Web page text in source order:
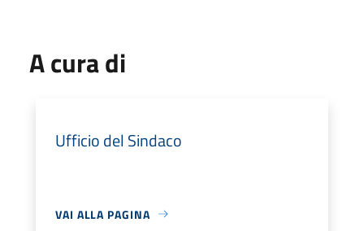
A cura di
Ufficio del Sindaco
VAI ALLA PAGINA